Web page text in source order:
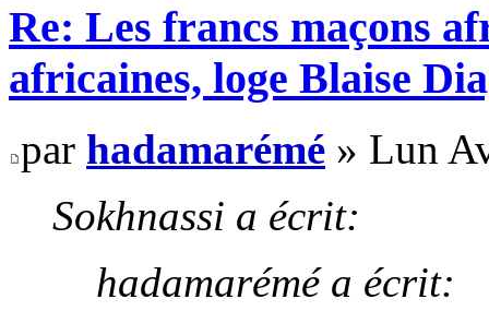
Re: Les francs maçons
africaines, loge Blaise
par hadamarémé » Lun
Sokhnassi a écrit:
hadamarémé a écrit: